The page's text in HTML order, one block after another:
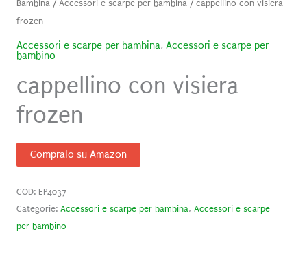
Bambina/Accessori e scarpe per bambina/ cappellino con visiera
frozen
Accessori e scarpe per bambina, Accessori e scarpe per
bambino
cappellino con visiera
frozen
Compralo su Amazon
COD: EP4037
Categorie: Accessori e scarpe per bambina, Accessori e scarpe
per bambino